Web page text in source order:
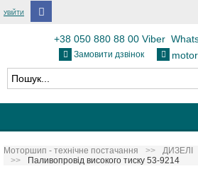
УВІЙТИ
+38 050 880 88 00 Viber
Замовити дзвінок
Моторшип - технічне постачання ДИЗЕЛІ
Паливопровід високого тиску 53-9214